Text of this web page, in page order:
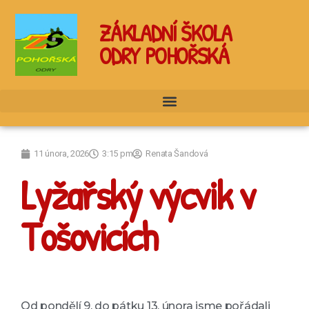
ZÁKLADNÍ ŠKOLA
ODRY POHOŘSKÁ
11 února, 2026 3:15 pm Renata Šandová
Lyžařský výcvik v
Tošovicích
Od pondělí 9. do pátku 13. února jsme pořádali